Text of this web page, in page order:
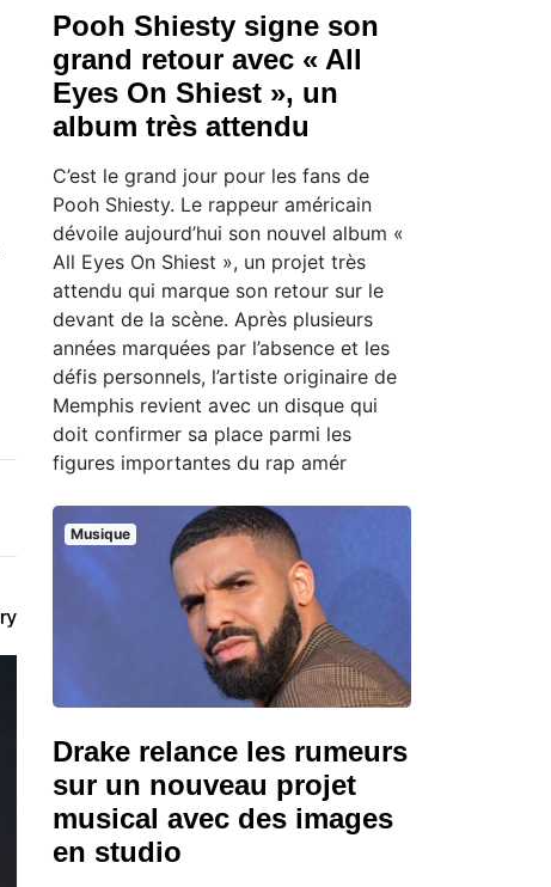
Pooh Shiesty signe son
grand retour avec « All
Eyes On Shiest », un
album très attendu
C’est le grand jour pour les fans de
Pooh Shiesty. Le rappeur américain
dévoile aujourd’hui son nouvel album «
All Eyes On Shiest », un projet très
attendu qui marque son retour sur le
devant de la scène. Après plusieurs
années marquées par l’absence et les
défis personnels, l’artiste originaire de
Memphis revient avec un disque qui
doit confirmer sa place parmi les
figures importantes du rap amér
Musique
Drake relance les rumeurs
sur un nouveau projet
musical avec des images
en studio